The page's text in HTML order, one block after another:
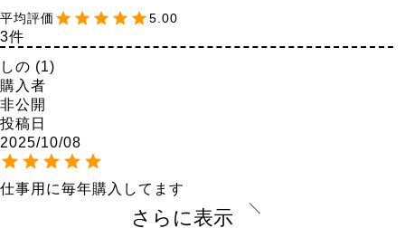
5.00
3
しの
1
購入者
非公開
投稿日
2025/10/08
仕事用に毎年購入してます
洗濯してもなかなか毛玉やら出来にくいので重宝してま
さらに表示